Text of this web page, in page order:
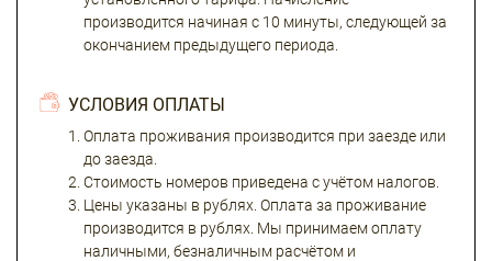
производится начиная с 10 минуты, следующей за
окончанием предыдущего периода.
УСЛОВИЯ ОПЛАТЫ
Оплата проживания производится при заезде или
до заезда.
Стоимость номеров приведена с учётом налогов.
Цены указаны в рублях. Оплата за проживание
производится в рублях. Мы принимаем оплату
наличными, безналичным расчётом и